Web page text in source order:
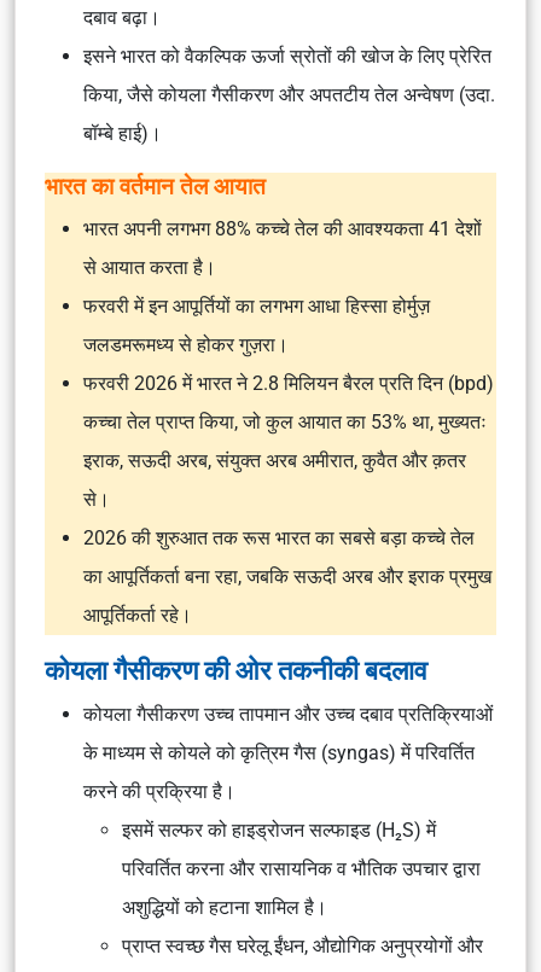
दबाव बढ़ा।
इसने भारत को वैकल्पिक ऊर्जा स्रोतों की खोज के लिए प्रेरित
किया, जैसे कोयला गैसीकरण और अपतटीय तेल अन्वेषण (उदा.
बॉम्बे हाई)।
भारत का वर्तमान तेल आयात
भारत अपनी लगभग 88% कच्चे तेल की आवश्यकता 41 देशों
से आयात करता है।
फरवरी में इन आपूर्तियों का लगभग आधा हिस्सा होर्मुज़
जलडमरूमध्य से होकर गुज़रा।
फरवरी 2026 में भारत ने 2.8 मिलियन बैरल प्रति दिन (bpd)
कच्चा तेल प्राप्त किया, जो कुल आयात का 53% था, मुख्यतः
इराक, सऊदी अरब, संयुक्त अरब अमीरात, कुवैत और क़तर
से।
2026 की शुरुआत तक रूस भारत का सबसे बड़ा कच्चे तेल
का आपूर्तिकर्ता बना रहा, जबकि सऊदी अरब और इराक प्रमुख
आपूर्तिकर्ता रहे।
कोयला गैसीकरण की ओर तकनीकी बदलाव
कोयला गैसीकरण उच्च तापमान और उच्च दबाव प्रतिक्रियाओं
के माध्यम से कोयले को कृत्रिम गैस (syngas) में परिवर्तित
करने की प्रक्रिया है।
इसमें सल्फर को हाइड्रोजन सल्फाइड (H₂S) में
परिवर्तित करना और रासायनिक व भौतिक उपचार द्वारा
अशुद्धियों को हटाना शामिल है।
प्राप्त स्वच्छ गैस घरेलू ईंधन, औद्योगिक अनुप्रयोगों और